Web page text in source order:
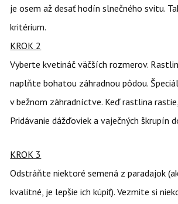
je osem až desať hodín slnečného svitu.
kritérium.
KROK 2
Vyberte kvetináč väčších rozmerov.
naplňte bohatou záhradnou pôdou.
v bežnom záhradníctve. Keď rastlina
Pridávanie dážďoviek a vaječných škrupín
KROK 3
Odstráňte niektoré semená z paradajok
kvalitné, je lepšie ich kúpiť). Vezmite si